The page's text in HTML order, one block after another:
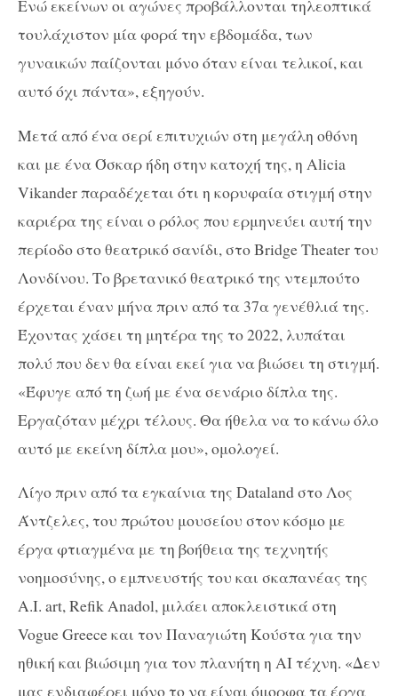
Ενώ εκείνων οι αγώνες προβάλλονται τηλεοπτικά
τουλάχιστον μία φορά την εβδομάδα, των
γυναικών παίζονται μόνο όταν είναι τελικοί, και
αυτό όχι πάντα», εξηγούν.
Μετά από ένα σερί επιτυχιών στη μεγάλη οθόνη
και με ένα Όσκαρ ήδη στην κατοχή της, η Alicia
Vikander παραδέχεται ότι η κορυφαία στιγμή στην
καριέρα της είναι ο ρόλος που ερμηνεύει αυτή την
περίοδο στο θεατρικό σανίδι, στο Bridge Theater του
Λονδίνου. Το βρετανικό θεατρικό της ντεμπούτο
έρχεται έναν μήνα πριν από τα 37α γενέθλιά της.
Έχοντας χάσει τη μητέρα της το 2022, λυπάται
πολύ που δεν θα είναι εκεί για να βιώσει τη στιγμή.
«Έφυγε από τη ζωή με ένα σενάριο δίπλα της.
Εργαζόταν μέχρι τέλους. Θα ήθελα να το κάνω όλο
αυτό με εκείνη δίπλα μου», ομολογεί.
Λίγο πριν από τα εγκαίνια της Dataland στο Λος
Άντζελες, του πρώτου μουσείου στον κόσμο με
έργα φτιαγμένα με τη βοήθεια της τεχνητής
νοημοσύνης, ο εμπνευστής του και σκαπανέας της
A.I. art, Refik Anadol, μιλάει αποκλειστικά στη
Vogue Greece και τον Παναγιώτη Κούστα για την
ηθική και βιώσιμη για τον πλανήτη η AI τέχνη. «Δεν
μας ενδιαφέρει μόνο το να είναι όμορφα τα έργα